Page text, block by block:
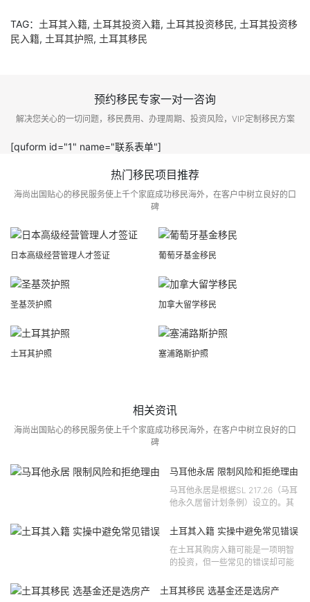
TAG： 土耳其入籍, 土耳其投资入籍, 土耳其投资移民, 土耳其投资移
民入籍, 土耳其护照, 土耳其移民
预约移民专家一对一咨询
解决您关心的一切问题，移民费用、办理周期、投资风险，VIP定制移民方案
[quform id="1" name="联系表单"]
热门移民项目推荐
海尚出国贴心的移民服务使上千个家庭成功移民海外，在客户中树立良好的口
碑
日本高级经营管理人才签证 葡萄牙基金移民
圣基茨护照 加拿大留学移民
土耳其护照 塞浦路斯护照
相关资讯
海尚出国贴心的移民服务使上千个家庭成功移民海外，在客户中树立良好的口
碑
马耳他永居 限制风险和拒绝理由
马耳他永居是根据SL 217.26（马耳
他永久居留计划条例）设立的。其
121 号法律公告，并随后根据2024
土耳其入籍 实操中避免常见错误
在土耳其购房入籍可能是一项明智
的投资，但一些常见的错误却可能
失。许多投资者轻信营销宣传或不
土耳其移民 选基金还是选房产